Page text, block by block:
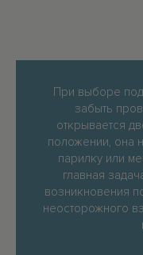
При выборе
забыть
открывается
положении, она
парилку или
главная
возникновения
неосторожного